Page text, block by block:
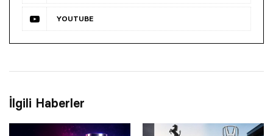
YOUTUBE
İlgili Haberler